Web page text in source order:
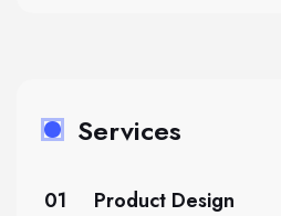
Services
01
Product Design